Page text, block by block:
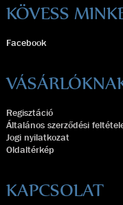
KÖVESS
Facebook
Regisztáció
Általános szerződési
Jogi nyilatkozat
Oldaltérkép
KAPCSOLAT